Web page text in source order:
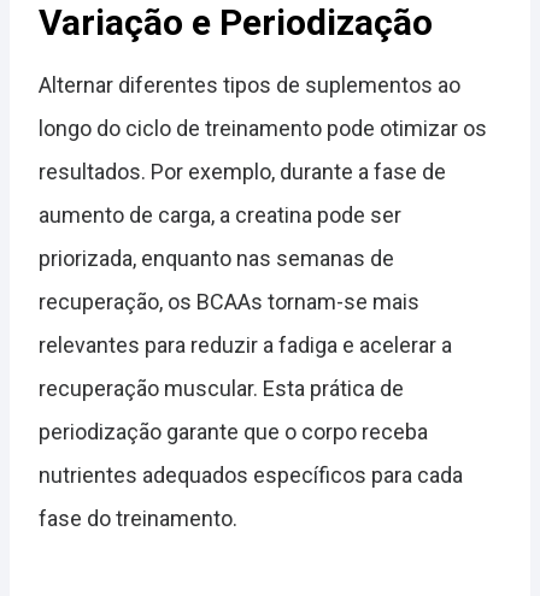
Variação e Periodização
Alternar diferentes tipos de suplementos ao
longo do ciclo de treinamento pode otimizar os
resultados. Por exemplo, durante a fase de
aumento de carga, a creatina pode ser
priorizada, enquanto nas semanas de
recuperação, os BCAAs tornam-se mais
relevantes para reduzir a fadiga e acelerar a
recuperação muscular. Esta prática de
periodização garante que o corpo receba
nutrientes adequados específicos para cada
fase do treinamento.